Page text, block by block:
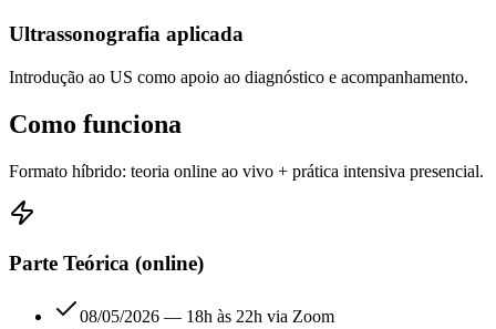
Ultrassonografia aplicada
Introdução ao US como apoio ao diagnóstico e acompanhamento.
Como funciona
Formato híbrido: teoria online ao vivo + prática intensiva presencial.
Parte Teórica (online)
08/05/2026 — 18h às 22h via Zoom